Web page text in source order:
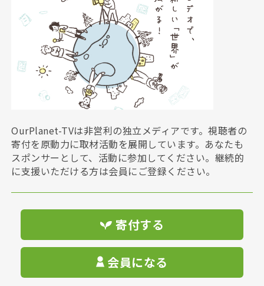
OurPlanet-TVは非営利の独立メディアです。視聴者の
寄付を原動力に取材活動を展開しています。あなたも
スポンサーとして、活動に参加してください。継続的
に支援いただける方は会員にご登録ください。
寄付する
会員になる